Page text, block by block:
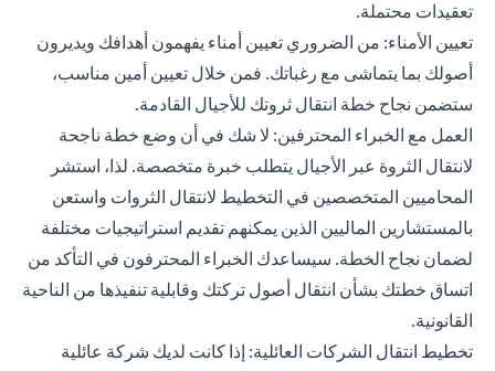
تعقيدات محتملة.
تعيين الأمناء: من الضروري تعيين أمناء يفهمون أهدافك ويديرون
أصولك بما يتماشى مع رغباتك. فمن خلال تعيين أمين مناسب،
ستضمن نجاح خطة انتقال ثروتك للأجيال القادمة.
العمل مع الخبراء المحترفين: لا شك في أن وضع خطة ناجحة
لانتقال الثروة عبر الأجيال يتطلب خبرة متخصصة. لذا، استشر
المحاميين المتخصصين في التخطيط لانتقال الثروات واستعن
بالمستشارين الماليين الذين يمكنهم تقديم استراتيجيات مختلفة
لضمان نجاح الخطة. سيساعدك الخبراء المحترفون في التأكد من
اتساق خطتك بشأن انتقال أصول تركتك وقابلية تنفيذها من الناحية
القانونية.
تخطيط انتقال الشركات العائلية: إذا كانت لديك شركة عائلية